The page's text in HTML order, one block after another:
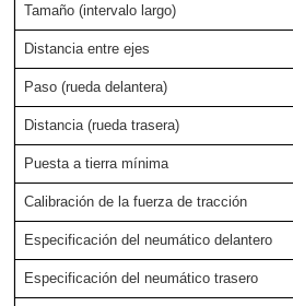
Tamaño (intervalo largo)
Distancia entre ejes
Paso (rueda delantera)
Distancia (rueda trasera)
Puesta a tierra mínima
Calibración de la fuerza de tracción
Especificación del neumático delantero
Especificación del neumático trasero